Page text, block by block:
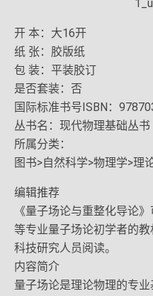
开 本：大16开
纸 张：胶版纸
包 装：平装胶订
是否套装：否
国际标准书号ISBN：
丛书名：现代物理基础丛书
所属分类：
图书>自然科学>物理学>理
编辑推荐
《量子场论与重整化导论
等专业量子场论初学者的
科技研究人员阅读。
内容简介
量子场论是理论物理的专